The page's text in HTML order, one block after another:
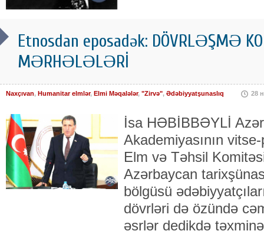
Etnosdan eposadək: DÖVRLƏŞMƏ
MƏRHƏLƏLƏRİ
Naxçıvan, Humanitar elmlər, Elmi Məqalələr, "Zirvə", Ədəbiyyatşunaslıq 28
İsa HƏBİBBƏYLİ
Akademiyasının
Elm və Təhsil
Azərbaycan
bölgüsü
dövrləri də özündə
əsrlər dedikdə